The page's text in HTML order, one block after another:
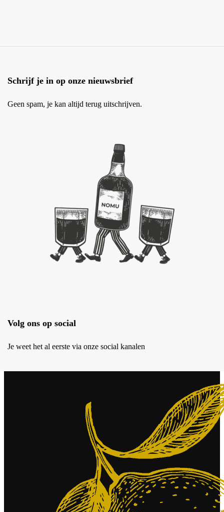
Schrijf je in op onze nieuwsbrief
Geen spam, je kan altijd terug uitschrijven.
Volg ons op social
Je weet het al eerste via onze social kanalen